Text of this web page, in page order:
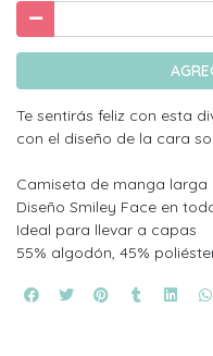
Te sentirás feliz con esta
con el diseño de la cara
Camiseta de manga larga
Diseño Smiley Face en
Ideal para llevar a capas
55% algodón, 45%